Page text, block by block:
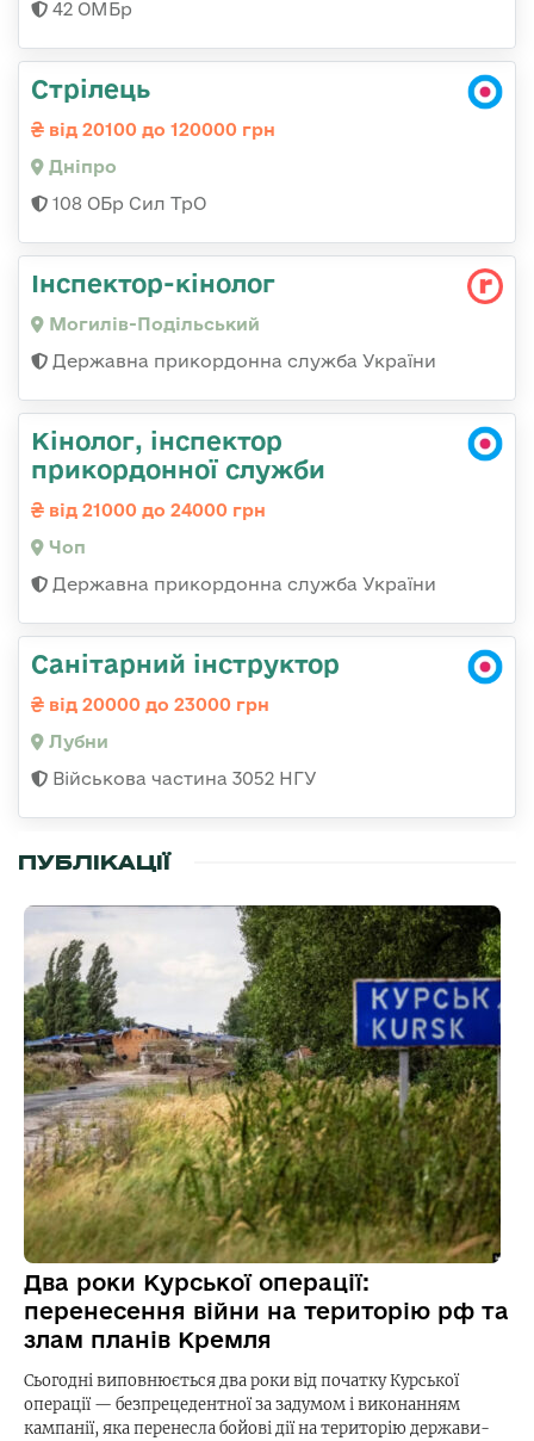
42 ОМБр
Стрілець
від 20100 до 120000 грн
Дніпро
108 ОБр Сил ТрО
Інспектор-кінолог
Могилів-Подільський
Державна прикордонна служба України
Кінолог, інспектор
прикордонної служби
від 21000 до 24000 грн
Чоп
Державна прикордонна служба України
Санітарний інструктор
від 20000 до 23000 грн
Лубни
Військова частина 3052 НГУ
ПУБЛІКАЦІЇ
Два роки Курської операції:
перенесення війни на територію рф та
злам планів Кремля
Сьогодні виповнюється два роки від початку Курської
операції — безпрецедентної за задумом і виконанням
кампанії, яка перенесла бойові дії на територію держави-